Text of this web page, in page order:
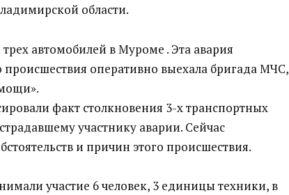
области.
автомобилей в Муроме . Эта авария
оперативно выехала бригада МЧС,
факт столкновения 3-х транспортных
участнику аварии. Сейчас
и причин этого происшествия.
участие 6 человек, 3 единицы техники, в